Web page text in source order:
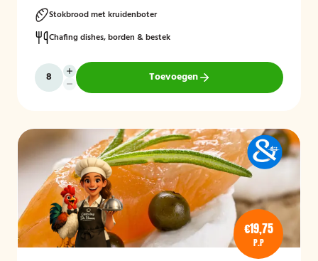
Stokbrood met kruidenboter
Chafing dishes, borden & bestek
Toevoegen
€19,75
P.P